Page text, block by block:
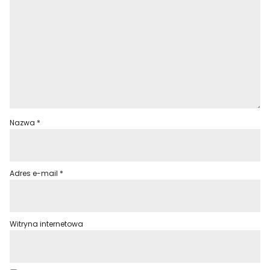
Nazwa *
Adres e-mail *
Witryna internetowa